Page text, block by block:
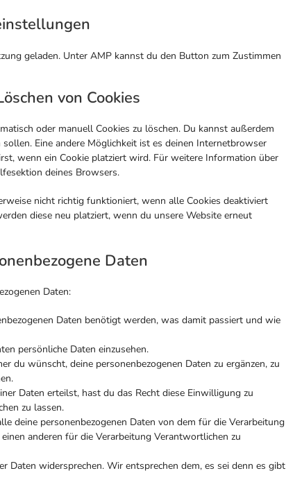
geladen. Unter AMP kannst du den Button zum Zustimmen
von Cookies
oder manuell Cookies zu löschen. Du kannst außerdem
Eine andere Möglichkeit ist es deinen Internetbrowser
wenn ein Cookie platziert wird. Für weitere Information über
deines Browsers.
nicht richtig funktioniert, wenn alle Cookies deaktiviert
diese neu platziert, wenn du unsere Website erneut
Daten
Daten:
Daten benötigt werden, was damit passiert und wie
persönliche Daten einzusehen.
du wünscht, deine personenbezogenen Daten zu ergänzen, zu
Daten erteilst, hast du das Recht diese Einwilligung zu
zu lassen.
deine personenbezogenen Daten von dem für die Verarbeitung
anderen für die Verarbeitung Verantwortlichen zu
Daten widersprechen. Wir entsprechen dem, es sei denn es gibt